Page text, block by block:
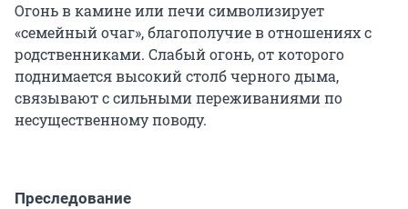
Огонь в камине или печи символизирует
«семейный очаг», благополучие в отношениях с
родственниками. Слабый огонь, от которого
поднимается высокий столб черного дыма,
связывают с сильными переживаниями по
несущественному поводу.
Преследование